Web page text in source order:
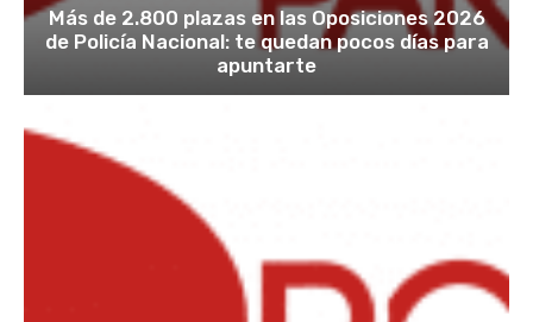
Más de 2.800 plazas en las Oposiciones 2026
de Policía Nacional: te quedan pocos días para
apuntarte